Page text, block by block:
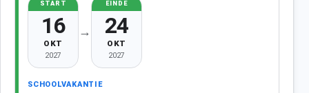
START
16
OKT
2027
→
EINDE
24
OKT
2027
SCHOOLVAKANTIE